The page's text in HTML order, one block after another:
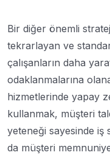
Bir diğer önemli
tekrarlayan ve
çalışanların daha
odaklanmalarına
hizmetlerinde yapay
kullanmak, müşteri
yeteneği sayesinde iş
da müşteri